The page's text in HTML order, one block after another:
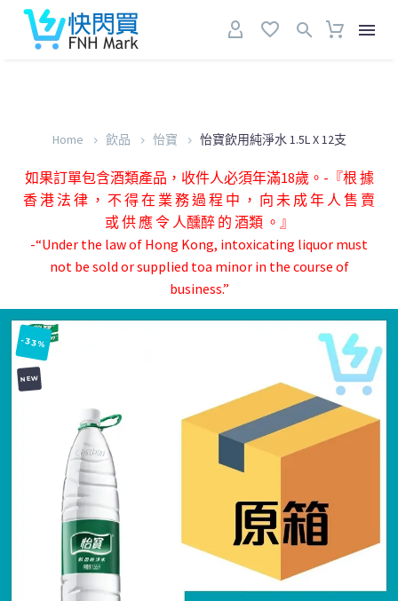
Home 飲品 怡寶 怡寶飲用純淨水 1.5L X 12支
如果訂單包含酒類產品，收件人必須年滿18歲。-『根 據
香 港 法 律 ， 不 得 在 業 務 過 程 中 ， 向 未 成 年 人 售 賣
或 供 應 令 人醺醉 的 酒類 。』
-“Under the law of Hong Kong, intoxicating liquor must
not be sold or supplied toa minor in the course of
business.”
-33%
NEW